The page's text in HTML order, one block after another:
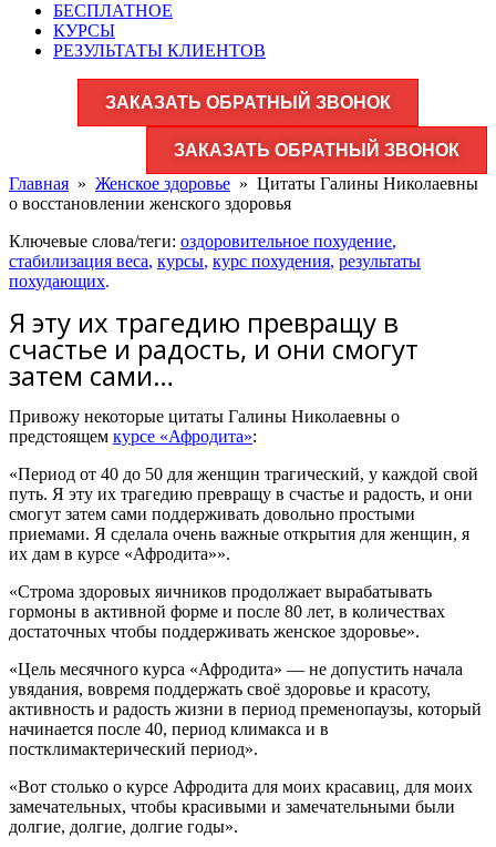
БЕСПЛАТНОЕ
КУРСЫ
РЕЗУЛЬТАТЫ КЛИЕНТОВ
ЗАКАЗАТЬ ОБРАТНЫЙ ЗВОНОК
ЗАКАЗАТЬ ОБРАТНЫЙ ЗВОНОК
Главная » Женское здоровье​ » Цитаты Галины Николаевны
о восстановлении женского здоровья
Ключевые слова/теги: оздоровительное похудение,
стабилизация веса, курсы, курс похудения, результаты
похудающих.
Я эту их трагедию превращу в
счастье и радость, и они смогут
затем сами…
Привожу некоторые цитаты Галины Николаевны о
предстоящем курсе «Афродита»:
«Период от 40 до 50 для женщин трагический, у каждой свой
путь. Я эту их трагедию превращу в счастье и радость, и они
смогут затем сами поддерживать довольно простыми
приемами. Я сделала очень важные открытия для женщин, я
их дам в курсе «Афродита»».
«Строма здоровых яичников продолжает вырабатывать
гормоны в активной форме и после 80 лет, в количествах
достаточных чтобы поддерживать женское здоровье».
«Цель месячного курса «Афродита» — не допустить начала
увядания, вовремя поддержать своё здоровье и красоту,
активность и радость жизни в период пременопаузы, который
начинается после 40, период климакса и в
постклимактерический период».
«Вот столько о курсе Афродита для моих красавиц, для моих
замечательных, чтобы красивыми и замечательными были
долгие, долгие, долгие годы».